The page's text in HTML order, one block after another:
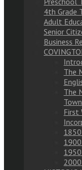
4th Grade
Adult
Senior
Business
The
The
First